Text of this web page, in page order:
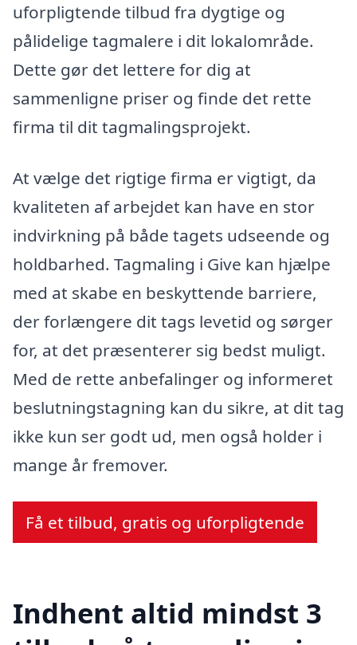
uforpligtende tilbud fra dygtige og
pålidelige tagmalere i dit lokalområde.
Dette gør det lettere for dig at
sammenligne priser og finde det rette
firma til dit tagmalingsprojekt.
At vælge det rigtige firma er vigtigt, da
kvaliteten af arbejdet kan have en stor
indvirkning på både tagets udseende og
holdbarhed. Tagmaling i Give kan hjælpe
med at skabe en beskyttende barriere,
der forlængere dit tags levetid og sørger
for, at det præsenterer sig bedst muligt.
Med de rette anbefalinger og informeret
beslutningstagning kan du sikre, at dit tag
ikke kun ser godt ud, men også holder i
mange år fremover.
Få et tilbud, gratis og uforpligtende
Indhent altid mindst 3